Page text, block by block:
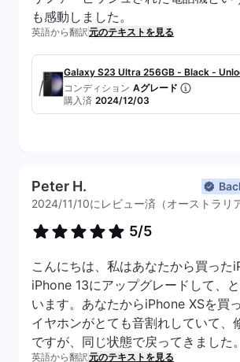
も感動しました。
英語から翻訳元のテキストを見る
Galaxy S23 Ultra 256GB - Black -
コンディション Aグレード
購入済 2024/12/03
Peter H.
2024/11/10にレビュー済（オーストラリ
5/5
こんにちは、私はあなたから買った
iPhone 13にアップグレードして、
います。あなたからiPhone XSを買
イヤホンがとても音割れしていて、
ですが、同じ状態で戻ってきました。
英語から翻訳元のテキストを見る